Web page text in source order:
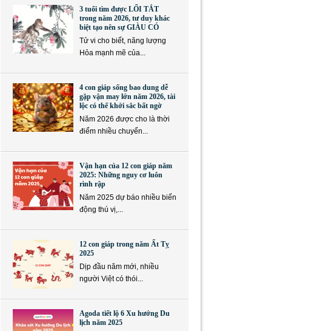
3 tuổi tìm được LỐI TẮT
trong năm 2026, tư duy khác
biệt tạo nên sự GIÀU CÓ
Tử vi cho biết, năng lượng
Hỏa mạnh mẽ của...
4 con giáp sống bao dung dễ
gặp vận may lớn năm 2026, tài
lộc có thể khởi sắc bất ngờ
Năm 2026 được cho là thời
điểm nhiều chuyển...
Vận hạn của 12 con giáp năm
2025: Những nguy cơ luôn
rình rập
Năm 2025 dự báo nhiều biến
động thú vị,...
12 con giáp trong năm Ất Tỵ
2025
Dịp đầu năm mới, nhiều
người Việt có thói...
Agoda tiết lộ 6 Xu hướng Du
lịch năm 2025